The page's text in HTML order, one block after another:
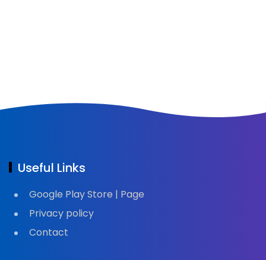
Useful Links
Google Play Store | Page
Privacy policy
Contact